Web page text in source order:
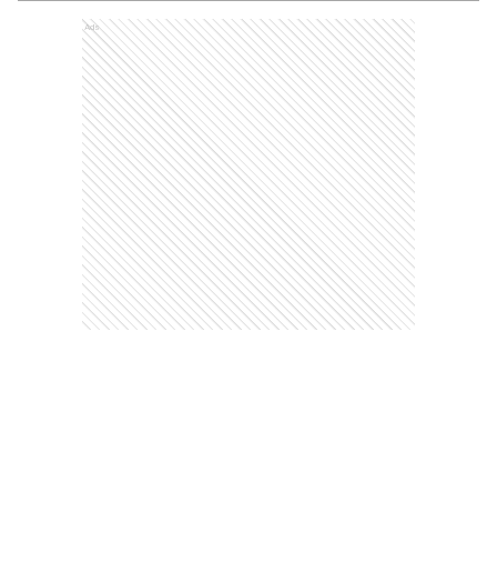
Ads